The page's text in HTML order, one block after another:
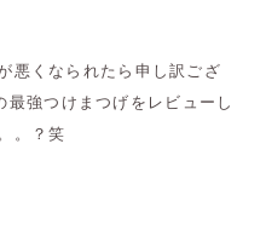
悪くなられたら申し訳ござ
つけまつげをレビューし
。？笑